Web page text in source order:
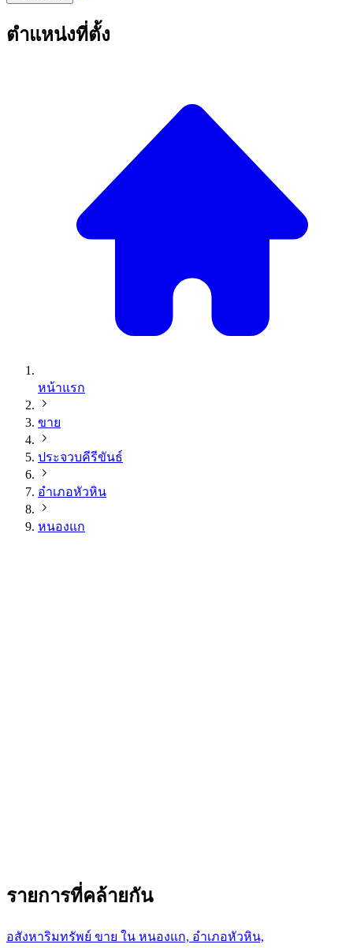
ตำแหน่งที่ตั้ง
หน้าแรก
ขาย
ประจวบคีรีขันธ์
อำเภอหัวหิน
หนองแก
รายการที่คล้ายกัน
อสังหาริมทรัพย์ ขาย ใน หนองแก, อำเภอหัวหิน,